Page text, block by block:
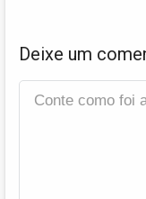
Deixe um